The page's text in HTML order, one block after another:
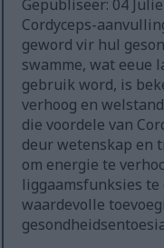
Gepubliseer: 04
Cordyceps-
geword vir hul
swamme, wat eeue
gebruik word, is
verhoog en
die voordele van
deur wetenskap en
om energie te
liggaamsfunksies
waardevolle